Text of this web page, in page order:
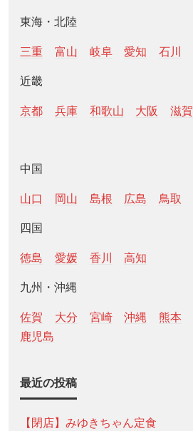
東海・北陸
三重 富山 岐阜 愛知 石川
近畿
京都 兵庫 和歌山 大阪 滋賀
中国
山口 岡山 島根 広島 鳥取
四国
徳島 愛媛 香川 高知
九州・沖縄
佐賀 大分 宮崎 沖縄 熊本
鹿児島
最近の投稿
【閉店】みゆきちゃん定食